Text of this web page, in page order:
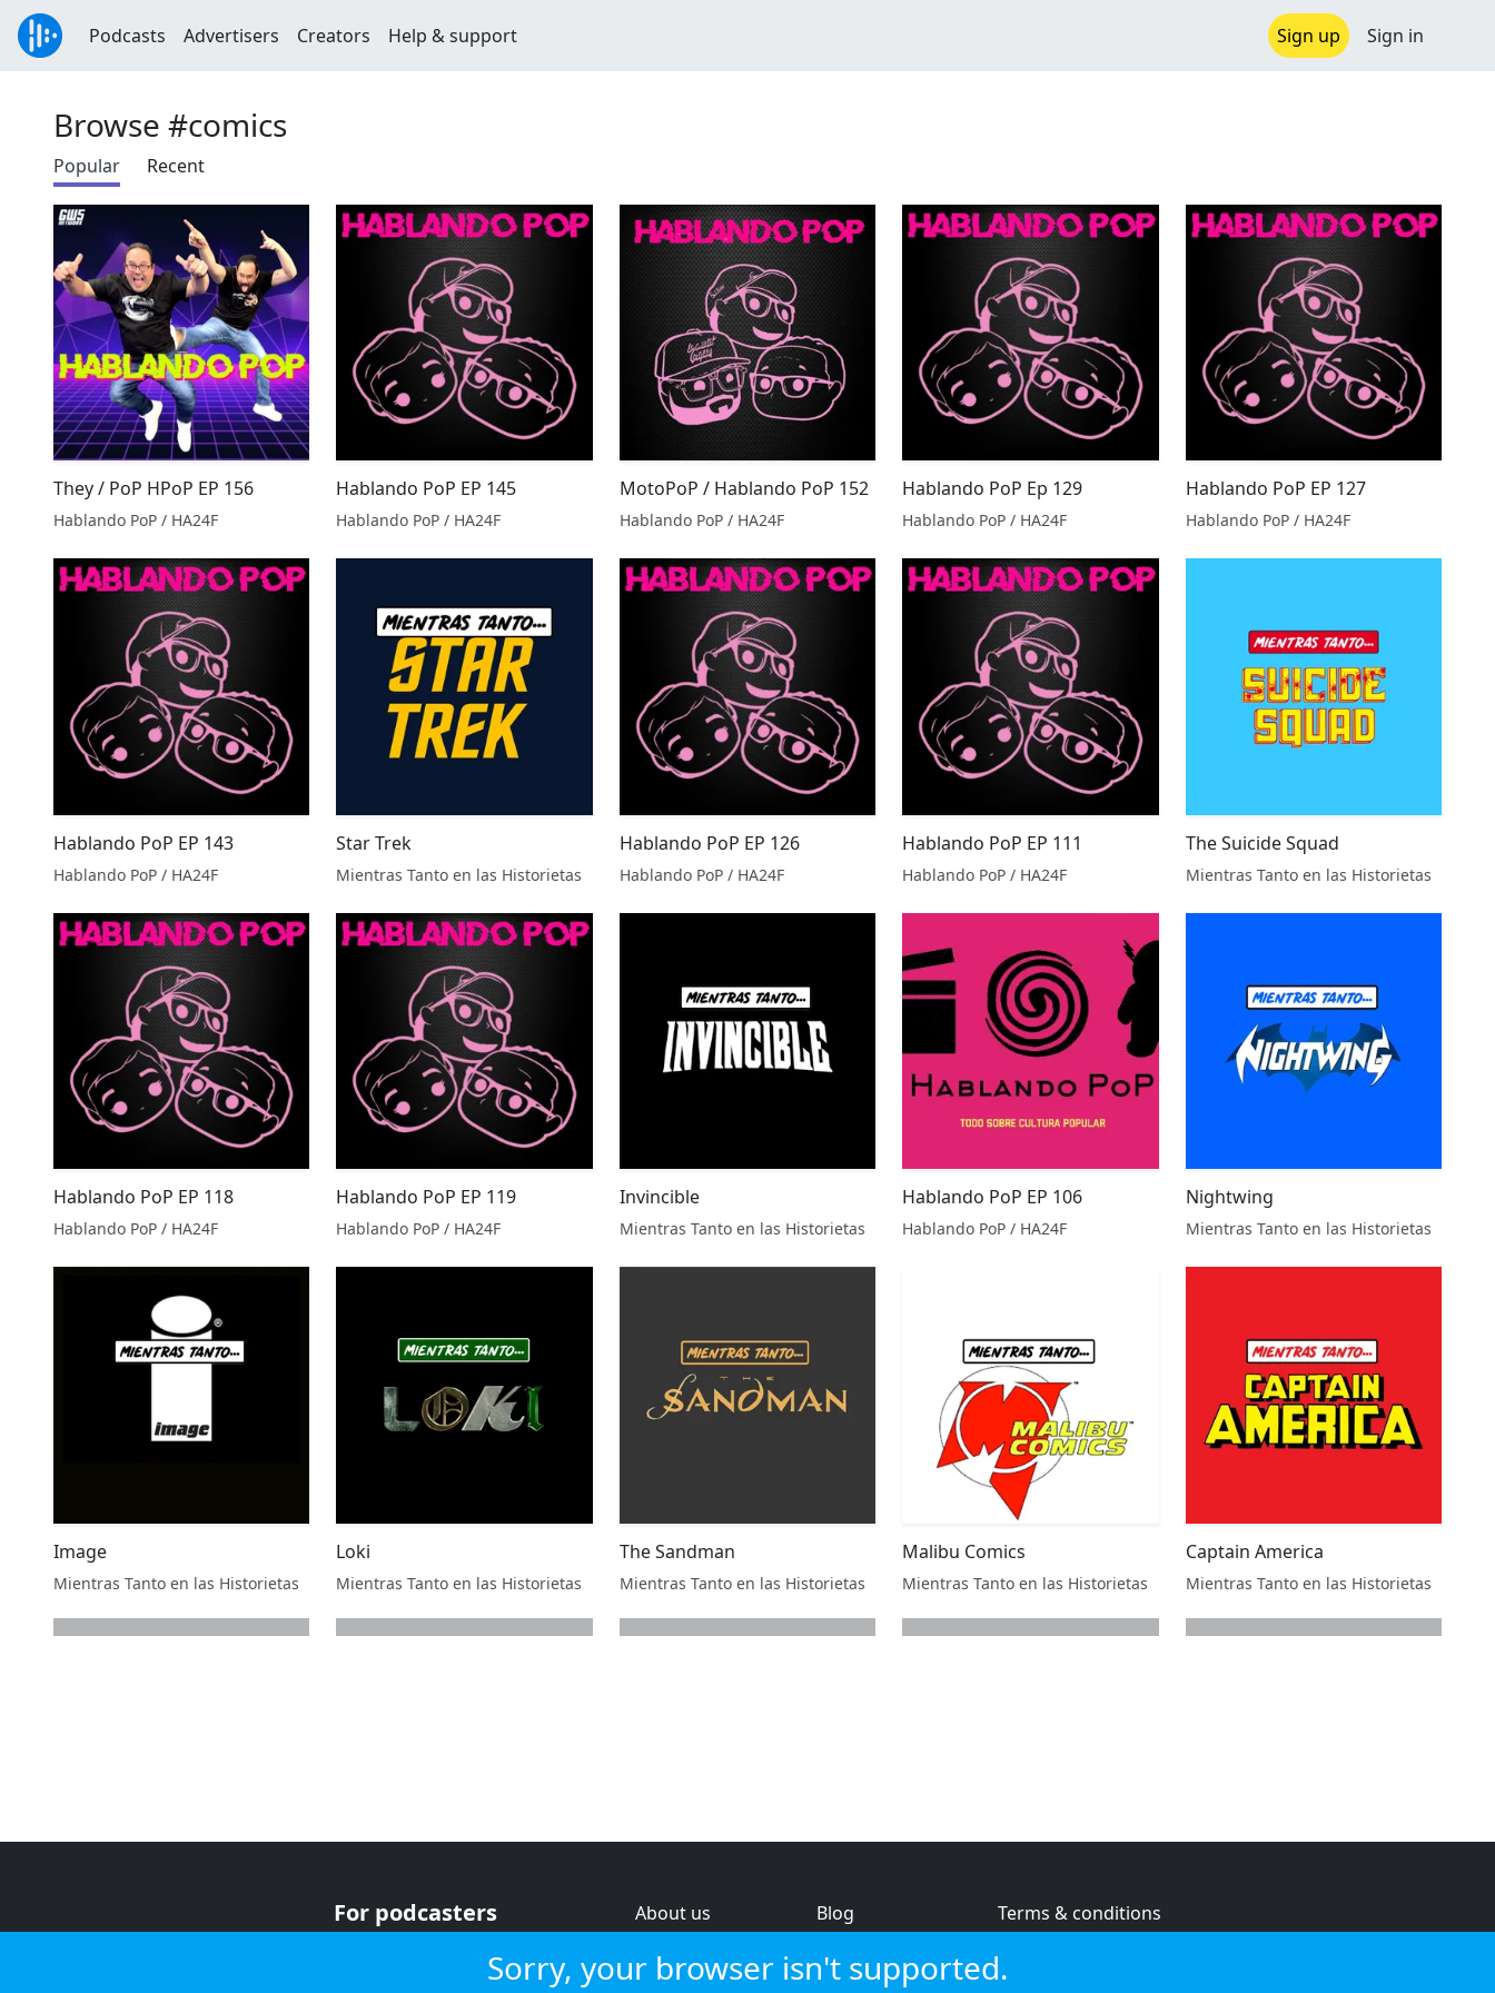
Podcasts Advertisers Creators Help & support Sign up Sign in
Browse #comics
Popular Recent
They / PoP HPoP EP 156
Hablando PoP / HA24F
Hablando PoP EP 145
Hablando PoP / HA24F
MotoPoP / Hablando PoP 152
Hablando PoP / HA24F
Hablando PoP Ep 129
Hablando PoP / HA24F
Hablando PoP EP 127
Hablando PoP / HA24F
Hablando PoP EP 143
Hablando PoP / HA24F
Star Trek
Mientras Tanto en las Historietas
Hablando PoP EP 126
Hablando PoP / HA24F
Hablando PoP EP 111
Hablando PoP / HA24F
The Suicide Squad
Mientras Tanto en las Historietas
Hablando PoP EP 118
Hablando PoP / HA24F
Hablando PoP EP 119
Hablando PoP / HA24F
Invincible
Mientras Tanto en las Historietas
Hablando PoP EP 106
Hablando PoP / HA24F
Nightwing
Mientras Tanto en las Historietas
Image
Mientras Tanto en las Historietas
Loki
Mientras Tanto en las Historietas
The Sandman
Mientras Tanto en las Historietas
Malibu Comics
Mientras Tanto en las Historietas
Captain America
Mientras Tanto en las Historietas
For podcasters
About us
Service status
Blog
Strategic review
Terms & conditions
Cookie policy
Sorry, your browser isn't supported.